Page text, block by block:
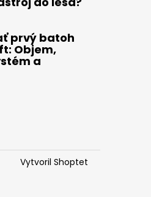
prvý batoh
Objem,
a
Vytvoril Shoptet